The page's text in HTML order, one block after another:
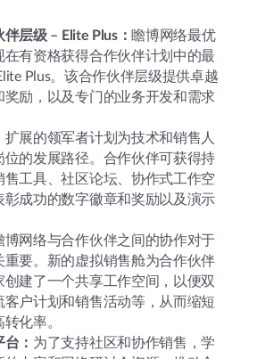
层级 – Elite Plus： 瞻博网络最优
在有资格获得合作伙伴计划中的最
Plus。该合作伙伴层级提供卓越
奖励，以及专门的业务开发和需求
扩展的领军者计划为技术和销售人
位的发展路径。合作伙伴可获得持
售工具、社区论坛、协作式工作空
彰成功的数字徽章和奖励以及演示
博网络与合作伙伴之间的协作对于
重要。新的虚拟销售舱为合作伙伴
创建了一个共享工作空间，以便双
客户计划和销售活动等，从而缩短
化率。
： 为了支持社区和协作销售，学